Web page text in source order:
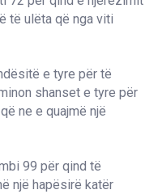
të ulëta që nga viti
e tyre për të
shanset e tyre për
ne e quajmë një
99 për qind të
një hapësirë katër